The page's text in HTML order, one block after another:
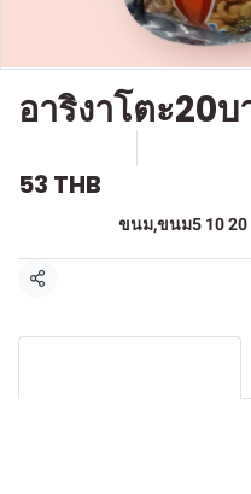
อาริงาโตะ20
53 THB
ขนม,ขนม5 10 20
แชร์